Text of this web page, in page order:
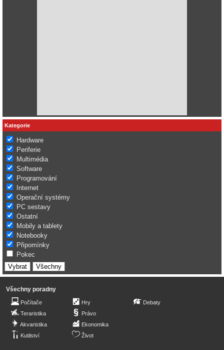
Kategorie
Hardware
Periferie
Multimédia
Software
Programování
Internet
Operační systémy
PC sestavy
Ostatní
Mobily a tablety
Notebooky
Připomínky
Pokec
Všechny poradny
Počítače
Teraristika
Akvaristika
Kutilství
Hry
Právo
Ekonomika
Život
Debaty